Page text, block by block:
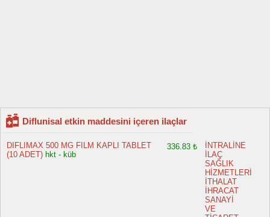
Diflunisal etkin maddesini içeren ilaçlar
DIFLIMAX 500 MG FILM KAPLI TABLET
(10 ADET) hkt - küb
336.83 ₺
İNTRALİNE
İLAÇ
SAĞLIK
HİZMETLERİ
İTHALAT
İHRACAT
SANAYİ
VE